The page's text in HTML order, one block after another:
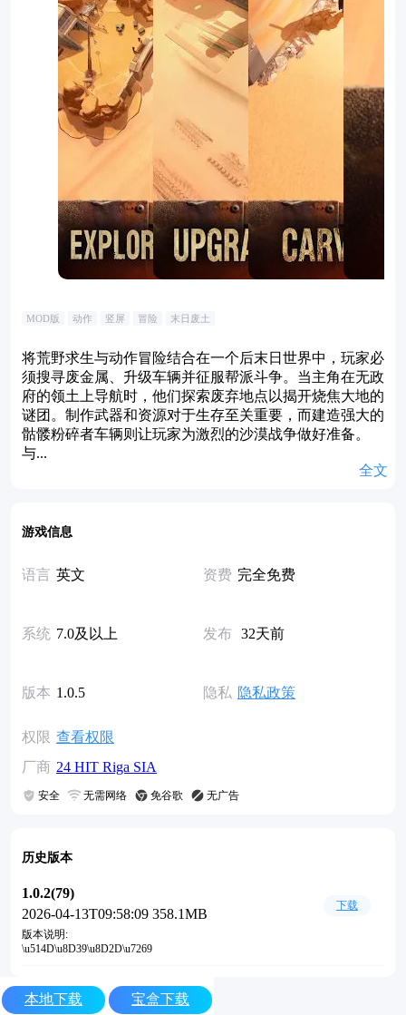
MOD版 动作 竖屏 冒险 末日废土
将荒野求生与动作冒险结合在一个后末日世界中，玩家必
须搜寻废金属、升级车辆并征服帮派斗争。当主角在无政
府的领土上导航时，他们探索废弃地点以揭开烧焦大地的
谜团。制作武器和资源对于生存至关重要，而建造强大的
骷髅粉碎者车辆则让玩家为激烈的沙漠战争做好准备。
与...
全文
游戏信息
语言 英文 资费 完全免费
系统 7.0及以上 发布 32天前
版本 1.0.5 隐私 隐私政策
权限 查看权限
厂商 24 HIT Riga SIA
安全 无需网络 免谷歌 无广告
历史版本
1.0.2(79)
2026-04-13T09:58:09 358.1MB
下载
版本说明:
\u514D\u8D39\u8D2D\u7269
本地下载 宝盒下载